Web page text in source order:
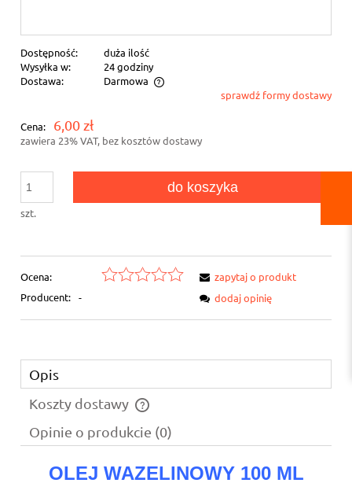
Dostępność:
duża ilość
Wysyłka w:
24 godziny
Dostawa:
Darmowa
Cena nie zawiera ewentualnych kosztów płatnościsprawdź formy dostawy
Cena: 6,00 zł
zawiera 23% VAT, bez kosztów dostawy
szt.
do koszyka
Ocena:
Producent: -
zapytaj o produkt
dodaj opinię
Opis
Koszty dostawy
Cena nie zawiera ewentualnych kosztów płatności
Opinie o produkcie (0)
OLEJ WAZELINOWY 100 ML